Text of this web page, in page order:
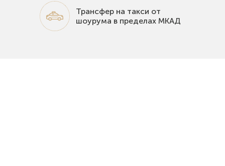
Трансфер на такси от
шоурума в пределах МКАД